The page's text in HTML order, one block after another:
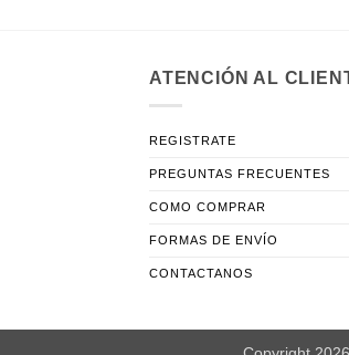
ATENCIÓN AL
REGISTRATE
PREGUNTAS FRECUENTES
COMO COMPRAR
FORMAS DE ENVÍO
CONTACTANOS